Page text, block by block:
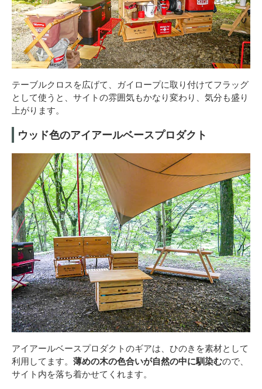
テーブルクロスを広げて、ガイロープに取り付けてフラッグ
として使うと、サイトの雰囲気もかなり変わり、気分も盛り
上がります。
ウッド色のアイアールベースプロダクト
アイアールベースプロダクトのギアは、ひのきを素材として
利用してます。 薄めの木の色合いが自然の中に馴染むので、
サイト内を落ち着かせてくれます。